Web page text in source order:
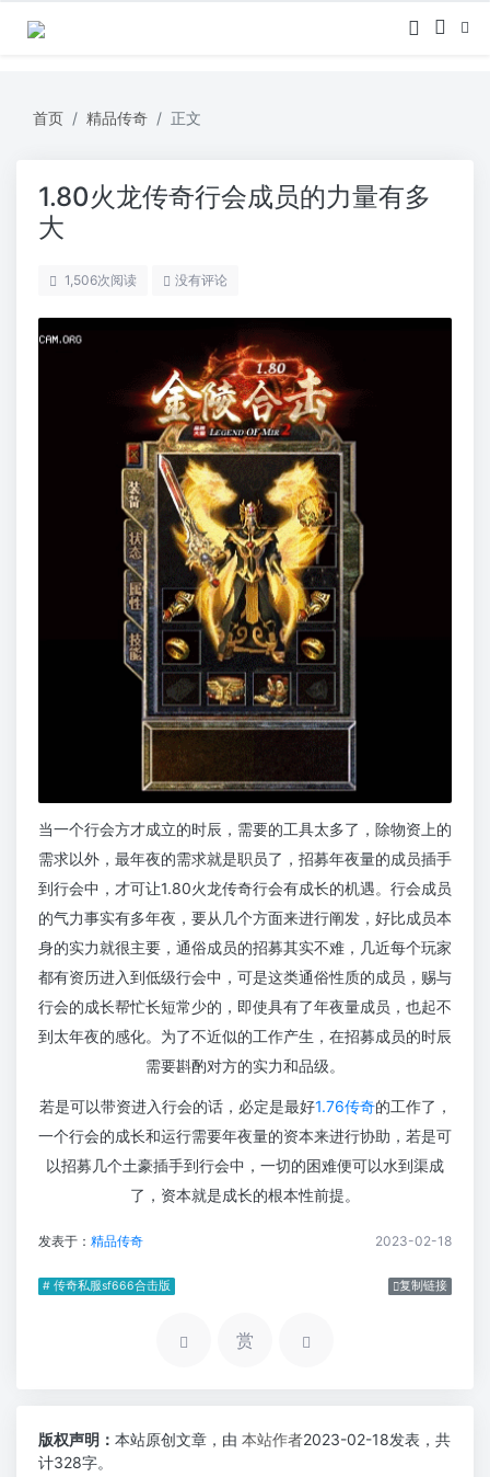
首页 精品传奇 正文
1.80火龙传奇行会成员的力量有多
大
1,506次阅读 没有评论
当一个行会方才成立的时辰，需要的工具太多了，除物资上的
需求以外，最年夜的需求就是职员了，招募年夜量的成员插手
到行会中，才可让1.80火龙传奇行会有成长的机遇。行会成员
的气力事实有多年夜，要从几个方面来进行阐发，好比成员本
身的实力就很主要，通俗成员的招募其实不难，几近每个玩家
都有资历进入到低级行会中，可是这类通俗性质的成员，赐与
行会的成长帮忙长短常少的，即使具有了年夜量成员，也起不
到太年夜的感化。为了不近似的工作产生，在招募成员的时辰
需要斟酌对方的实力和品级。
若是可以带资进入行会的话，必定是最好1.76传奇的工作了，
一个行会的成长和运行需要年夜量的资本来进行协助，若是可
以招募几个土豪插手到行会中，一切的困难便可以水到渠成
了，资本就是成长的根本性前提。
发表于： 精品传奇 2023-02-18
# 传奇私服sf666合击版 复制链接
赏
版权声明： 本站原创文章，由 本站作者2023-02-18发表，共
计328字。